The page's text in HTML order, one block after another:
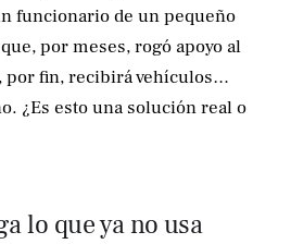
funcionario de un pequeño
por meses, rogó apoyo al
por fin, recibirá vehículos…
¿Es esto una solución real o
lo que ya no usa